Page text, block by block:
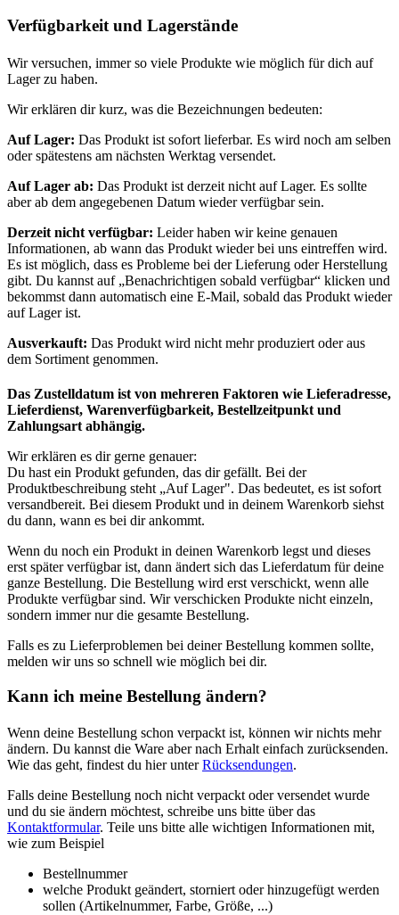
Verfügbarkeit und Lagerstände
Wir versuchen, immer so viele Produkte wie möglich für dich auf
Lager zu haben.
Wir erklären dir kurz, was die Bezeichnungen bedeuten:
Auf Lager: Das Produkt ist sofort lieferbar. Es wird noch am selben
oder spätestens am nächsten Werktag versendet.
Auf Lager ab: Das Produkt ist derzeit nicht auf Lager. Es sollte
aber ab dem angegebenen Datum wieder verfügbar sein.
Derzeit nicht verfügbar: Leider haben wir keine genauen
Informationen, ab wann das Produkt wieder bei uns eintreffen wird.
Es ist möglich, dass es Probleme bei der Lieferung oder Herstellung
gibt. Du kannst auf „Benachrichtigen sobald verfügbar“ klicken und
bekommst dann automatisch eine E-Mail, sobald das Produkt wieder
auf Lager ist.
Ausverkauft: Das Produkt wird nicht mehr produziert oder aus
dem Sortiment genommen.
Das Zustelldatum ist von mehreren Faktoren wie Lieferadresse,
Lieferdienst, Warenverfügbarkeit, Bestellzeitpunkt und
Zahlungsart abhängig.
Wir erklären es dir gerne genauer:
Du hast ein Produkt gefunden, das dir gefällt. Bei der
Produktbeschreibung steht „Auf Lager". Das bedeutet, es ist sofort
versandbereit. Bei diesem Produkt und in deinem Warenkorb siehst
du dann, wann es bei dir ankommt.
Wenn du noch ein Produkt in deinen Warenkorb legst und dieses
erst später verfügbar ist, dann ändert sich das Lieferdatum für deine
ganze Bestellung. Die Bestellung wird erst verschickt, wenn alle
Produkte verfügbar sind. Wir verschicken Produkte nicht einzeln,
sondern immer nur die gesamte Bestellung.
Falls es zu Lieferproblemen bei deiner Bestellung kommen sollte,
melden wir uns so schnell wie möglich bei dir.
Kann ich meine Bestellung ändern?
Wenn deine Bestellung schon verpackt ist, können wir nichts mehr
ändern. Du kannst die Ware aber nach Erhalt einfach zurücksenden.
Wie das geht, findest du hier unterRücksendungen.
Falls deine Bestellung noch nicht verpackt oder versendet wurde
und du sie ändern möchtest, schreibe uns bitte über das
Kontaktformular. Teile uns bitte alle wichtigen Informationen mit,
wie zum Beispiel
Bestellnummer
welche Produkt geändert, storniert oder hinzugefügt werden
sollen (Artikelnummer, Farbe, Größe, ...)